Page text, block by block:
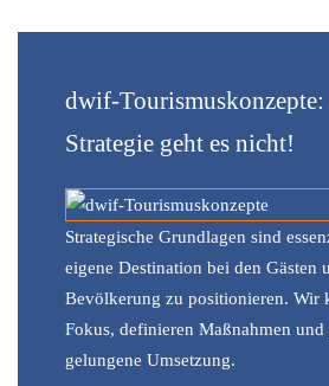
dwif-Tourismuskonzepte:
Strategie geht es nicht!
Strategische Grundlagen sind
eigene Destination bei den Gästen
Bevölkerung zu positionieren. Wir
Fokus, definieren Maßnahmen und
gelungene Umsetzung.